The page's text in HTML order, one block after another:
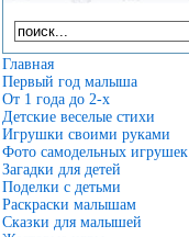
Главная
Первый год малыша
От 1 года до 2-х
Детские веселые стихи
Игрушки своими руками
Фото самодельных игрушек
Загадки для детей
Поделки с детьми
Раскраски малышам
Сказки для малышей